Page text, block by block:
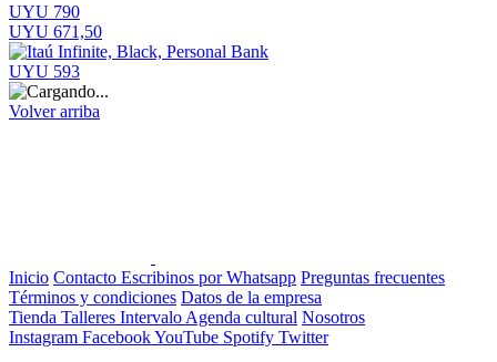
UYU 790
UYU 671,50
UYU 593
Volver arriba
Inicio Contacto Escribinos por Whatsapp Preguntas frecuentes
Términos y condiciones Datos de la empresa
Tienda Talleres Intervalo Agenda cultural Nosotros
Instagram FacebookYouTube Spotify Twitter